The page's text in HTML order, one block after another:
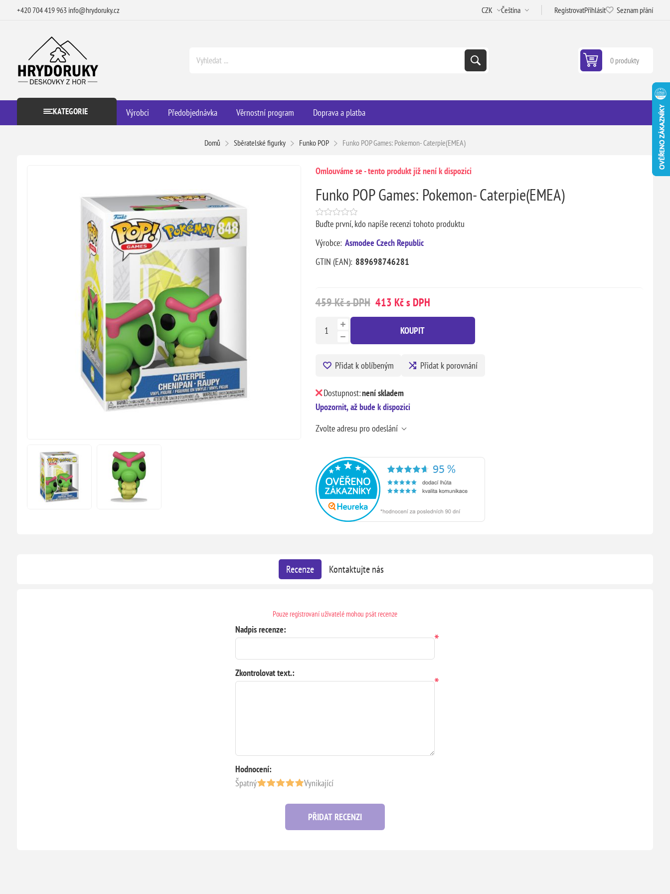
+420 704 419 963 info@hrydoruky.cz RegistrovatPřihlásit Seznam přání
0 produkty
KATEGORIE Výrobci Předobjednávka Věrnostní program Doprava a platba
Domů Sběratelské figurky Funko POP Funko POP Games: Pokemon- Caterpie(EMEA)
Omlouváme se - tento produkt již není k dispozici
Funko POP Games: Pokemon- Caterpie(EMEA)
Buďte první, kdo napíše recenzi tohoto produktu
Výrobce: Asmodee Czech Republic
GTIN (EAN): 889698746281
459 Kč s DPH 413 Kč s DPH
KOUPIT
Přidat k oblíbeným Přidat k porovnání
Dostupnost:není skladem
Upozornit, až bude k dispozici
Zvolte adresu pro odeslání
Recenze Kontaktujte nás
Pouze registrovaní uživatelé mohou psát recenze
Nadpis recenze:
*
Zkontrolovat text.:
*
Hodnocení:
Špatný
Vynikající
PŘIDAT RECENZI